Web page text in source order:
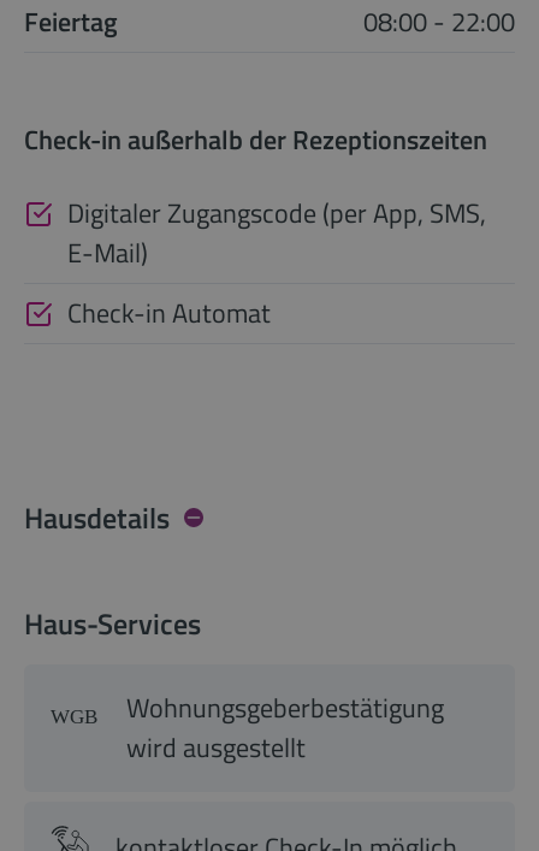
Feiertag
08:00 - 22:00
Check-in außerhalb der Rezeptionszeiten
Digitaler Zugangscode (per App, SMS,
E-Mail)
Check-in Automat
Hausdetails
Haus-Services
Wohnungsgeberbestätigung
wird ausgestellt